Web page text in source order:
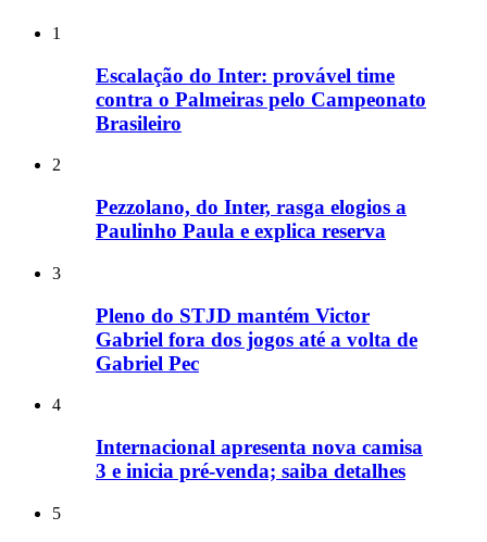
1
Escalação do Inter: provável time
contra o Palmeiras pelo Campeonato
Brasileiro
2
Pezzolano, do Inter, rasga elogios a
Paulinho Paula e explica reserva
3
Pleno do STJD mantém Victor
Gabriel fora dos jogos até a volta de
Gabriel Pec
4
Internacional apresenta nova camisa
3 e inicia pré-venda; saiba detalhes
5